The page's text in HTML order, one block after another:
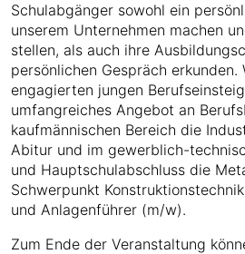
Schulabgänger sowohl ein
unserem Unternehmen machen
stellen, als auch ihre
persönlichen Gespräch erkunden.
engagierten jungen
umfangreiches Angebot an
kaufmännischen Bereich die
Abitur und im gewerblich-
und Hauptschulabschluss die
Schwerpunkt
und Anlagenführer (m/w).
Zum Ende der Veranstaltung